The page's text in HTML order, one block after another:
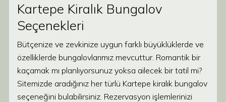
Kartepe Kiralık Bungalov
Seçenekleri
Bütçenize ve zevkinize uygun farklı büyüklüklerde ve
özelliklerde bungalovlarımız mevcuttur. Romantik bir
kaçamak mı planlıyorsunuz yoksa ailecek bir tatil mi?
Sitemizde aradığınız her türlü Kartepe kiralık bungalov
seçeneğini bulabilirsiniz. Rezervasyon işlemlerinizi